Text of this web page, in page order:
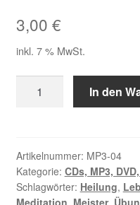
3,00 €
inkl. 7 % MwSt.
Meditation
Menge
In den
Artikelnummer: MP3-04
Kategorie: CDs, MP3,
Schlagwörter: Heilung,
Meditation, Meister,